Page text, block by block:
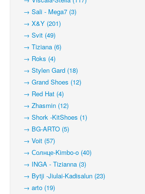
→ Sali - Mega7 (3)
→ X&Y (201)
→ Svit (49)
→ Tiziana (6)
→ Roks (4)
→ Stylen Gard (18)
→ Grand Shoes (12)
→ Red Hat (4)
→ Zhasmin (12)
→ Shork -KitShoes (1)
→ BG-ARTO (5)
→ Voit (57)
→ Солнце-Kimbo-o (40)
→ INGA - Tizianna (3)
→ Bytji -Jiulai-Kadisalun (23)
→ arto (19)